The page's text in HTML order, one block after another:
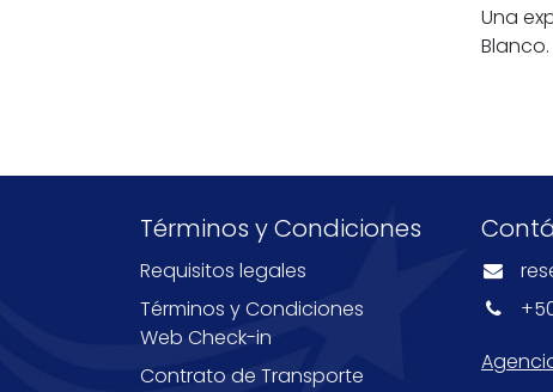
Una
Términos y Condiciones
Requisitos legales
Términos y Condiciones
Web Check-in
Contrato de Transporte